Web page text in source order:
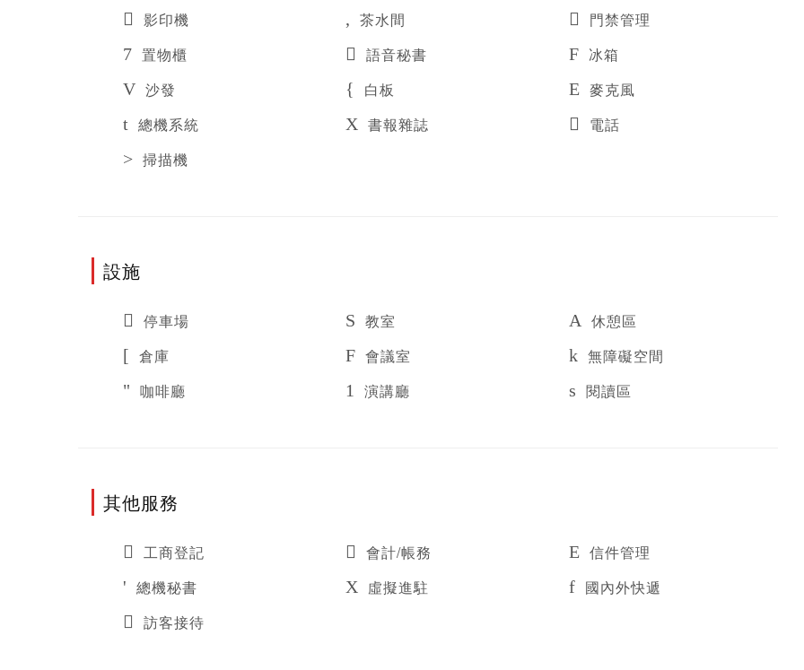
影印機
茶水間
門禁管理
置物櫃
語音秘書
冰箱
沙發
白板
麥克風
總機系統
書報雜誌
電話
掃描機
設施
停車場 教室
休憩區
倉庫
會議室
無障礙空間
咖啡廳
演講廳 閱讀區
其他服務
工商登記 會計/帳務
信件管理
總機秘書
虛擬進駐
國內外快遞
訪客接待